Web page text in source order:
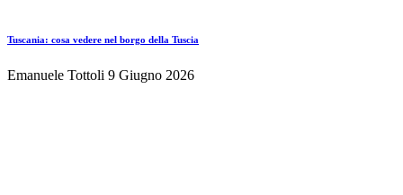
Tuscania: cosa vedere nel borgo della Tuscia
Emanuele Tottoli 9 Giugno 2026